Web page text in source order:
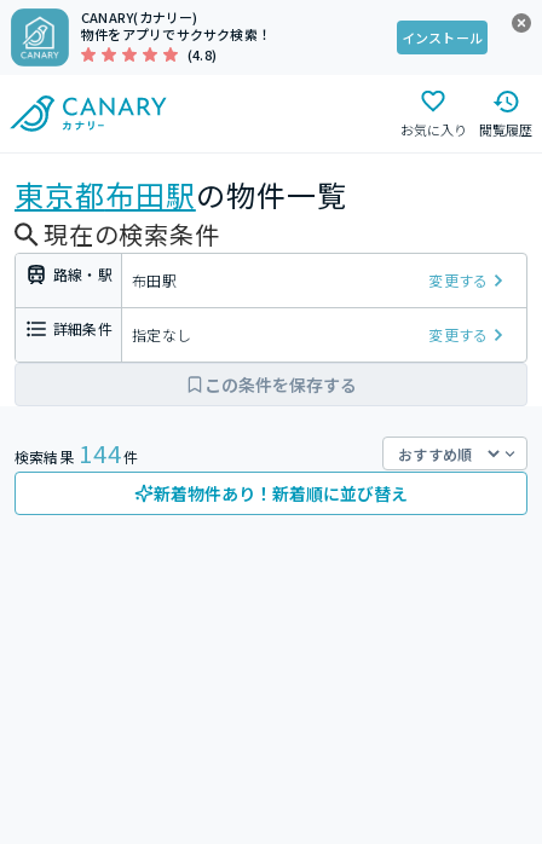
CANARY(カナリー)
物件をアプリでサクサク検索！
(4.8)
インストール
お気に入り 閲覧履歴
東京都布田駅の物件一覧
現在の検索条件
路線・駅 布田駅 変更する
詳細条件 指定なし 変更する
この条件を保存する
検索結果 144件
新着物件あり！新着順に並び替え